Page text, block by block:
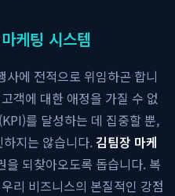
케팅 시스템
사에 전적으로 위임하곤 합니
객에 대한 애정을 가질 수 없
를 달성하는 데 집중할 뿐,
지는 않습니다. 김팀장 마케
을 되찾아오도록 돕습니다. 복
리 비즈니스의 본질적인 강점